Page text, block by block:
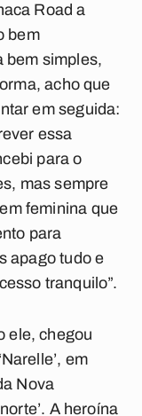
Road a
bem
bem simples,
acho que
em seguida:
essa
para o
mas sempre
feminina que
para
apago tudo e
tranquilo”.
ele, chegou
em
Nova
A heroína